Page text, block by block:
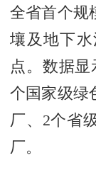
全省首个规
壤及地下
点。数据显
个国家级绿
厂、2个省
厂。